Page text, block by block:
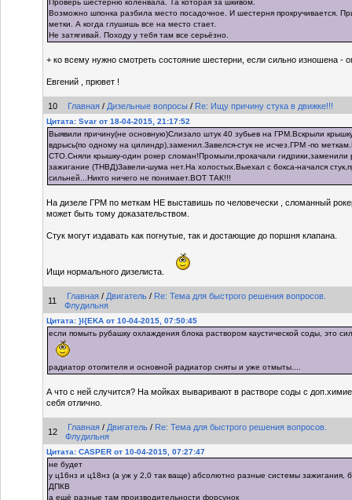
Проверь шестерню коленвала. Та которая за шкивом.
Возможно шпонка разбила место посадочное. И шестерня прокручивается.
метки. А когда глушишь все на место стает.
Не затягивай. Походу у тебя там все серьёзно.
+ ко всему нужно смотреть состояние шестерни, если сильно изношена -
Евгений , прювет !
10 Главная / Дизельные вопросы / Re: Ищу причину стука в движке!!!
Цитата: Svar от 18-04-2015, 21:17:52
Выявили причину(не основную)Слизало штук 40 зубьев на ГРМ.Вскрыли
вдрысь(по одному на цилиндр),заменил.Завелся-стук не исчез.ГРМ -по
СТО.Сняли крышку-один рокер сломан!Промыли,прокачали гидрики,заменили
зажигание (ТНВД)Завели-шума нет.На холостых.Выехал с бокса-начался
сильней...Никто ничего не понимает.ВОТ ТАК!!!
На дизеле ГРМ по меткам НЕ выставишь по человечески , сломанный
может быть тому доказательством.
Стук могут издавать как погнутые, так и достающие до поршня клапана.
Ищи нормального дизелиста.
11 Главная / Двигатель / Re: Тема для быстрого решения вопросов.
Флудильня
Цитата: }I{EKA от 10-04-2015, 07:50:45
если помыть рубашку охлаждения блока раствором каустической соды, это
радиатор отопителя и основной радиатор сняты и уже отмыты....
А что с ней случится? На мойках вываривают в растворе соды с
себя отлично.
12 Главная / Двигатель / Re: Тема для быстрого решения вопросов.
Флудильня
Цитата: CASPER от 10-04-2015, 07:27:47
не будет
у ц16нз и ц18нз (а уж у 2,0 так ваще) абсолютно разные системы зажигания,
ДПКВ
а ещё разные там производительности форсунок